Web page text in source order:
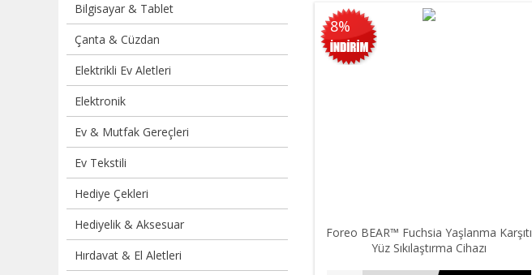
Bilgisayar & Tablet
Çanta & Cüzdan
Elektrikli Ev Aletleri
Elektronik
Ev & Mutfak Gereçleri
Ev Tekstili
Hediye Çekleri
Hediyelik & Aksesuar
Hırdavat & El Aletleri
8%
Foreo BEAR™ Fuchsia Yaşlanma Karşıtı
Yüz Sıkılaştırma Cihazı